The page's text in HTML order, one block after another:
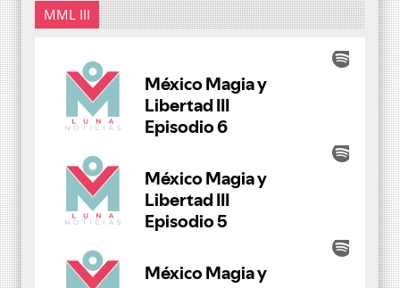
MML III